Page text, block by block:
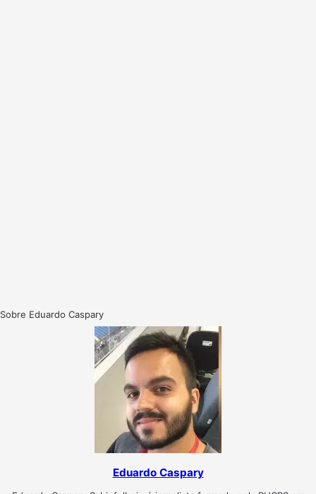
Sobre Eduardo Caspary
Eduardo Caspary